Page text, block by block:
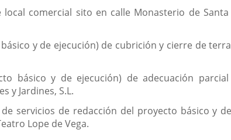
local comercial sito en calle Monasterio de
y de ejecución) de cubrición y cierre de
básico y de ejecución) de adecuación
y Jardines, S.L.
servicios de redacción del proyecto básico y
Lope de Vega.